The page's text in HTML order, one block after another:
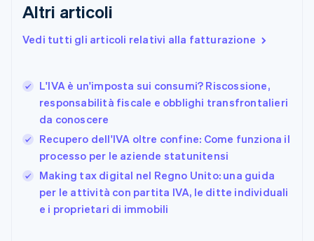
Altri articoli
Vedi tutti gli articoli relativi alla fatturazione
L'IVA è un'imposta sui consumi? Riscossione,
responsabilità fiscale e obblighi transfrontalieri
da conoscere
Recupero dell'IVA oltre confine: Come funziona il
processo per le aziende statunitensi
Making tax digital nel Regno Unito: una guida
per le attività con partita IVA, le ditte individuali
e i proprietari di immobili
English
English
Finlandia
EnglishSvenska
Francia
Germania
DeutschEnglish
Giappone
English
Gibilterra
English